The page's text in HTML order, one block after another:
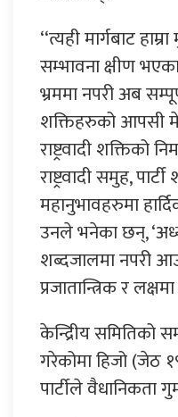
‘‘त्यही मार्गबाट
सम्भावना क्षीण
भ्रममा नपरी अब
शक्तिहरुको आपसी
राष्ट्रवादी शक्तिको
राष्ट्रवादी समुह,
महानुभावहरुमा
उनले भनेका छन्,
शब्दजालमा नपरी
प्रजातान्त्रिक र
केन्द्रिीय समितिको
गरेकोमा हिजो (जेठ
पार्टीले वैधानिकता